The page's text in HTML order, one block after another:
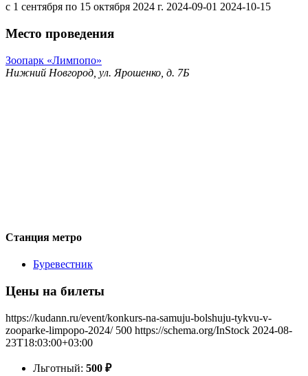
с 1 сентября по 15 октября 2024 г. 2024-09-01 2024-10-15
Место проведения
Зоопарк «Лимпопо»
Нижний Новгород, ул. Ярошенко, д. 7Б
Станция метро
Буревестник
Цены на билеты
https://kudann.ru/event/konkurs-na-samuju-bolshuju-tykvu-v-
zooparke-limpopo-2024/ 500 https://schema.org/InStock 2024-08-
23T18:03:00+03:00
Льготный: 500 ₽